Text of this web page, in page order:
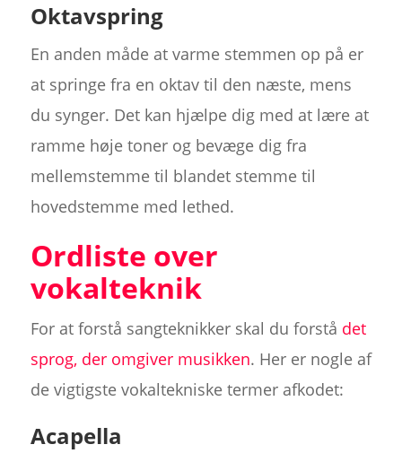
Oktavspring
En anden måde at varme stemmen op på er
at springe fra en oktav til den næste, mens
du synger. Det kan hjælpe dig med at lære at
ramme høje toner og bevæge dig fra
mellemstemme til blandet stemme til
hovedstemme med lethed.
Ordliste over
vokalteknik
For at forstå sangteknikker skal du forstå det
sprog, der omgiver musikken. Her er nogle af
de vigtigste vokaltekniske termer afkodet:
Acapella